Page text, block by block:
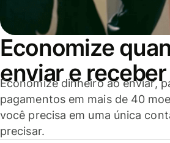
Economize
enviar e receber
Economize dinheiro ao enviar,
pagamentos em mais de 40
você precisa em uma única
precisar.